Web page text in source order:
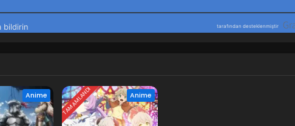
Anime TAMAMLANDI Anime